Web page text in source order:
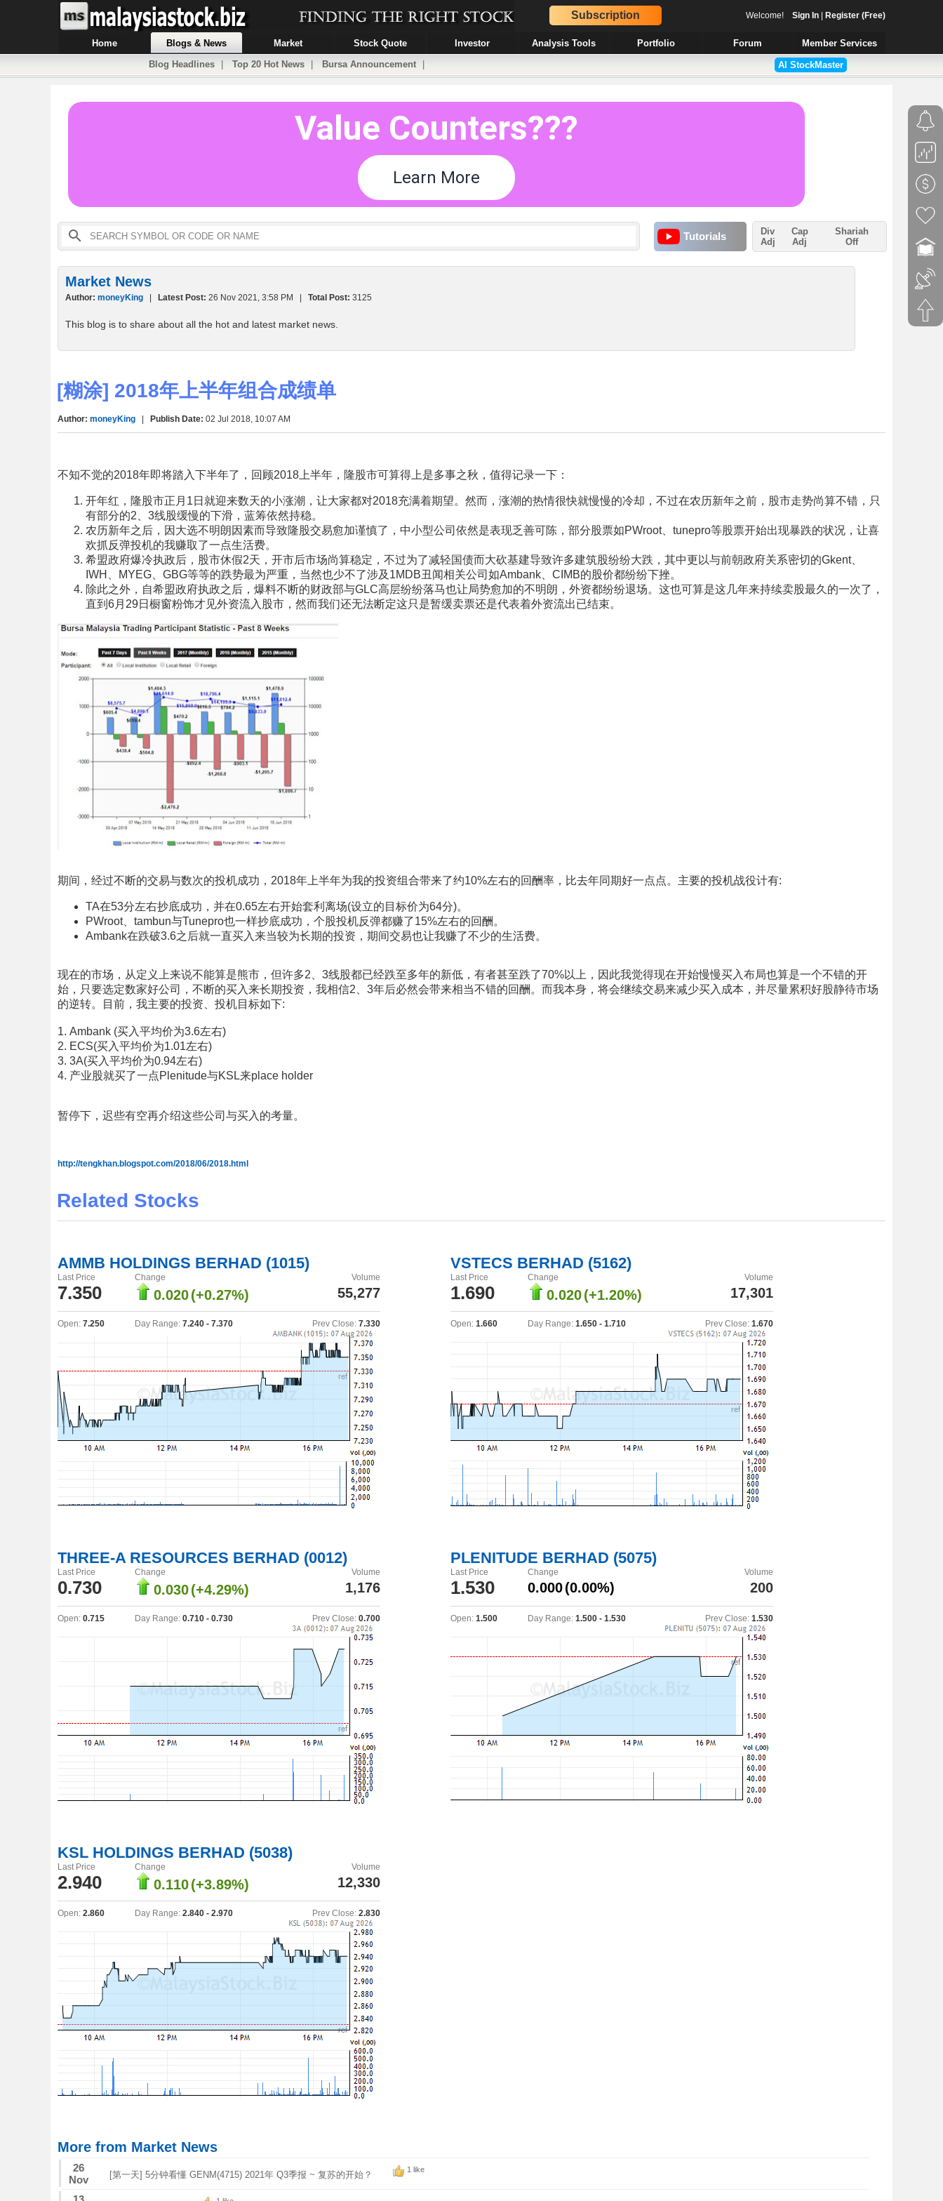
Subscription Welcome! Sign In| Register (Free)
Home Blogs & News Market Stock Quote Investor Analysis Tools Portfolio Forum
Member Services
Blog Headlines
Top 20 Hot News Bursa Announcement AI StockMaster
Tutorials
Div
Adj
Cap
Adj
Shariah
Off
Market News
Author: moneyKing Latest Post: 26 Nov 2021, 3:58 PM | Total Post: 3125
This blog is to share about all the hot and latest market news.
[糊涂] 2018年上半年组合成绩单
Author: moneyKing Publish Date: 02 Jul 2018, 10:07 AM
不知不觉的2018年即将踏入下半年了，回顾2018上半年，隆股市可算得上是多事之秋，值得记录一下：
开年红，隆股市正月1日就迎来数天的小涨潮，让大家都对2018充满着期望。然而，涨潮的热情很快就慢慢的冷却，不过在农历新年之前，股市走势尚算不错，只
有部分的2、3线股缓慢的下滑，蓝筹依然持稳。
农历新年之后，因大选不明朗因素而导致隆股交易愈加谨慎了，中小型公司依然是表现乏善可陈，部分股票如PWroot、tunepro等股票开始出现暴跌的状况，让喜
欢抓反弹投机的我赚取了一点生活费。
希盟政府爆冷执政后，股市休假2天，开市后市场尚算稳定，不过为了减轻国债而大砍基建导致许多建筑股纷纷大跌，其中更以与前朝政府关系密切的Gkent、
IWH、MYEG、GBG等等的跌势最为严重，当然也少不了涉及1MDB丑闻相关公司如Ambank、CIMB的股价都纷纷下挫。
除此之外，自希盟政府执政之后，爆料不断的财政部与GLC高层纷纷落马也让局势愈加的不明朗，外资都纷纷退场。这也可算是这几年来持续卖股最久的一次了，
直到6月29日橱窗粉饰才见外资流入股市，然而我们还无法断定这只是暂缓卖票还是代表着外资流出已结束。
期间，经过不断的交易与数次的投机成功，2018年上半年为我的投资组合带来了约10%左右的回酬率，比去年同期好一点点。主要的投机战役计有:
TA在53分左右抄底成功，并在0.65左右开始套利离场(设立的目标价为64分)。
PWroot、tambun与Tunepro也一样抄底成功，个股投机反弹都赚了15%左右的回酬。
Ambank在跌破3.6之后就一直买入来当较为长期的投资，期间交易也让我赚了不少的生活费。
现在的市场，从定义上来说不能算是熊市，但许多2、3线股都已经跌至多年的新低，有者甚至跌了70%以上，因此我觉得现在开始慢慢买入布局也算是一个不错的开
始，只要选定数家好公司，不断的买入来长期投资，我相信2、3年后必然会带来相当不错的回酬。而我本身，将会继续交易来减少买入成本，并尽量累积好股静待市场
的逆转。目前，我主要的投资、投机目标如下:
1. Ambank (买入平均价为3.6左右)
2. ECS(买入平均价为1.01左右)
3. 3A(买入平均价为0.94左右)
4. 产业股就买了一点Plenitude与KSL来place holder
暂停下，迟些有空再介绍这些公司与买入的考量。
http://tengkhan.blogspot.com/2018/06/2018.html
Related Stocks
AMMB HOLDINGS BERHAD (1015)
Last Price Change Volume
7.350 0.020(+0.27%) 55,277
Open: 7.250 Day Range: 7.240 - 7.370 Prev Close: 7.330
VSTECS BERHAD (5162)
Last Price Change Volume
1.690 0.020(+1.20%) 17,301
Open: 1.660 Day Range: 1.650 - 1.710 Prev Close: 1.670
THREE-A RESOURCES BERHAD (0012)
Last Price Change Volume
0.730 0.030(+4.29%) 1,176
Open: 0.715 Day Range: 0.710 - 0.730 Prev Close: 0.700
PLENITUDE BERHAD (5075)
Last Price Change Volume
1.530 0.000(0.00%) 200
Open: 1.500 Day Range: 1.500 - 1.530 Prev Close: 1.530
KSL HOLDINGS BERHAD (5038)
Last Price Change Volume
2.940 0.110(+3.89%) 12,330
Open: 2.860 Day Range: 2.840 - 2.970 Prev Close: 2.830
More from Market News
26
Nov
[第一天] 5分钟看懂 GENM(4715) 2021年 Q3季报 ~ 复苏的开始？ 1 like